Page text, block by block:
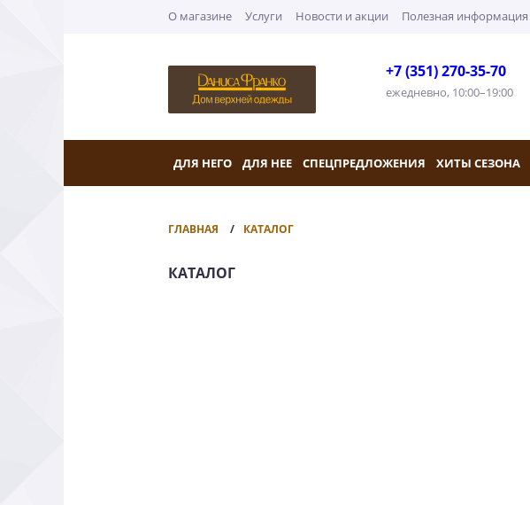
О магазине Услуги Новости и акции Полезная информация
+7 (351) 270-35-70
ежедневно, 10:00–19:00
ДЛЯ НЕГО ДЛЯ НЕЕ СПЕЦПРЕДЛОЖЕНИЯ ХИТЫ СЕЗОНА
ГЛАВНАЯ КАТАЛОГ
КАТАЛОГ